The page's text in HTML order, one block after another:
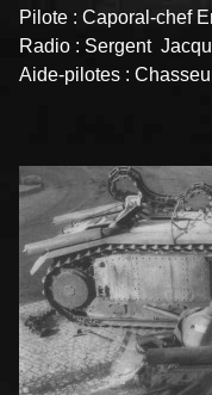
Pilote : Caporal-chef
Radio : Sergent
Aide-pilotes :